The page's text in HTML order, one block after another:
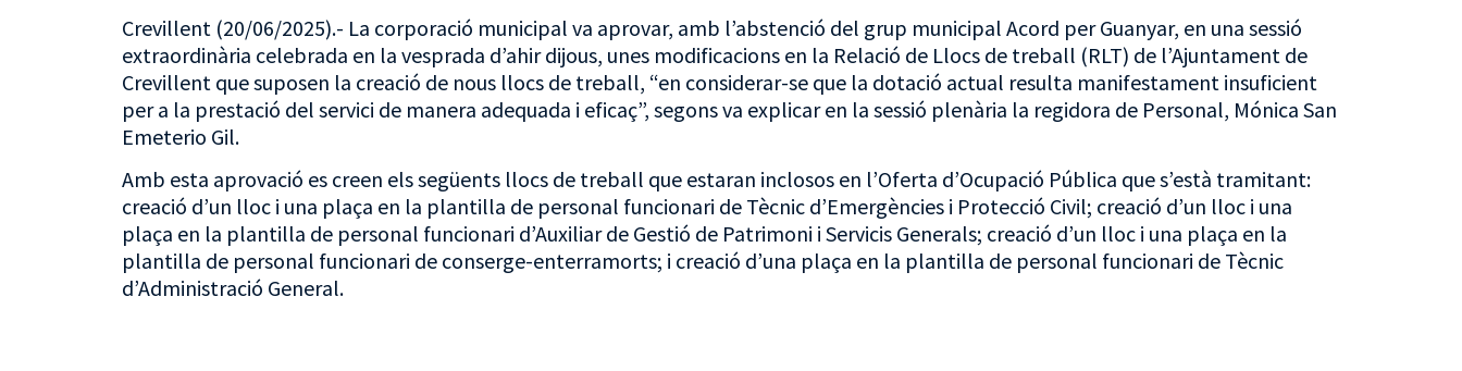
Crevillent (20/06/2025).- La corporació municipal va aprovar, amb l’abstenció del grup municipal Acord per Guanyar, en una sessió
extraordinària celebrada en la vesprada d’ahir dijous, unes modificacions en la Relació de Llocs de treball (RLT) de l’Ajuntament de
Crevillent que suposen la creació de nous llocs de treball, “en considerar-se que la dotació actual resulta manifestament insuficient
per a la prestació del servici de manera adequada i eficaç”, segons va explicar en la sessió plenària la regidora de Personal, Mónica San
Emeterio Gil.
Amb esta aprovació es creen els següents llocs de treball que estaran inclosos en l’Oferta d’Ocupació Pública que s’està tramitant:
creació d’un lloc i una plaça en la plantilla de personal funcionari de Tècnic d’Emergències i Protecció Civil; creació d’un lloc i una
plaça en la plantilla de personal funcionari d’Auxiliar de Gestió de Patrimoni i Servicis Generals; creació d’un lloc i una plaça en la
plantilla de personal funcionari de conserge-enterramorts; i creació d’una plaça en la plantilla de personal funcionari de Tècnic
d’Administració General.